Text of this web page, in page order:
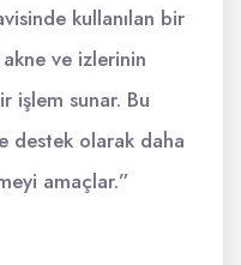
kullanılan bir
ve izlerinin
işlem sunar. Bu
destek olarak daha
amaçlar.”